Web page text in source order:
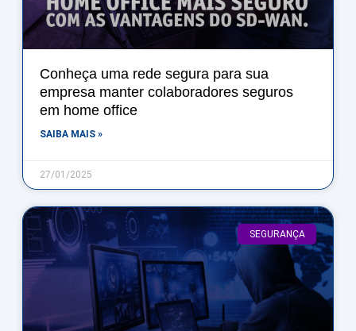
Conheça uma rede segura para sua
empresa manter colaboradores seguros
em home office
SAIBA MAIS »
27/01/2025
SEGURANÇA